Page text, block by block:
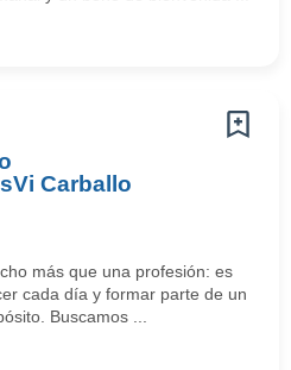
Carballo
más que una profesión: es
cada día y formar parte de un
Buscamos ...